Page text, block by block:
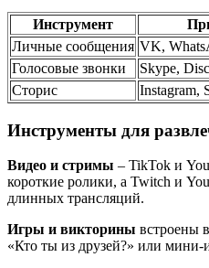
Инструмент
Личные сообщения VK,
Голосовые звонки
Skype,
Сторис
Instagram,
Инструменты для
Видео и стримы – TikTok и
короткие ролики, а Twitch и
длинных трансляций.
Игры и викторины встроены
«Кто ты из друзей?» или мини-